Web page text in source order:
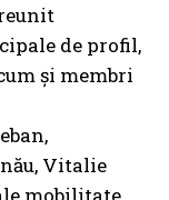
de profil,
și membri
Vitalie
mobilitate